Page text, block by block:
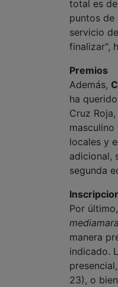
total es
puntos de
servicio
finalizar",
Premios
Además,
ha
Cruz
locales y
adicional,
segunda
Por último,
manera
indicado.
23), o